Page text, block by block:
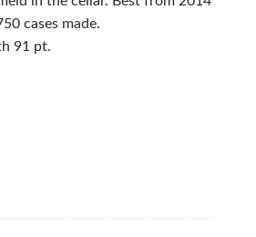
cases made.
91 pt.